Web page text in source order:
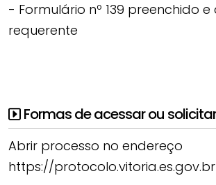
- Formulário nº 139 preenchido
requerente
Formas de acessar ou
Abrir processo no endereço
https://protocolo.vitoria.es.gov.br